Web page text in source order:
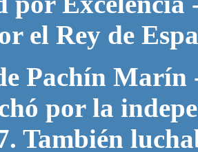
el Rey de
Pachín Marín
por la
También